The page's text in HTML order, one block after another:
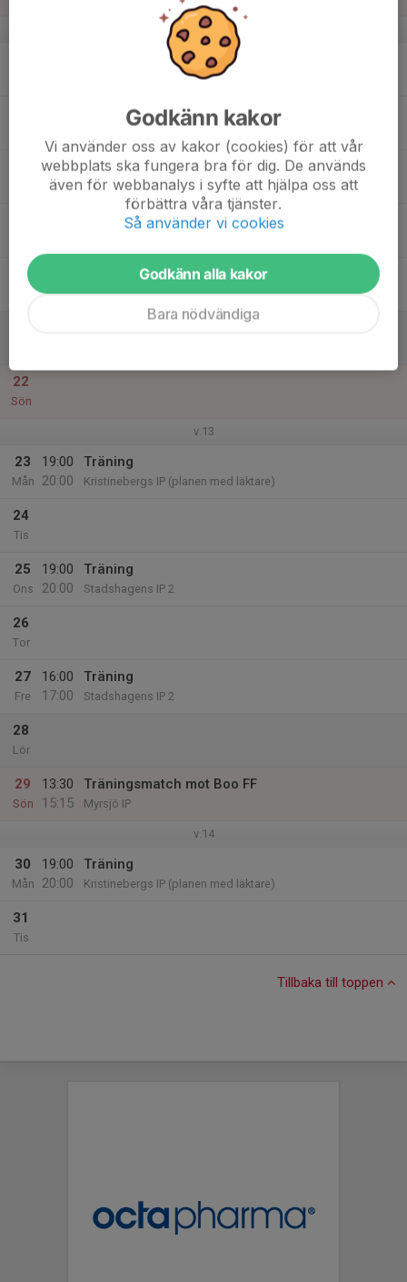
v.12
Kristinebergs IP (planen med läktare)
19:00
20:00
Träning
Stadshagens IP 2
20
17:00
Stadshagens IP 2
22
Sön
v.13
23
Mån
19:00
20:00
Träning
Kristinebergs IP (planen med läktare)
24
Tis
25
Ons
19:00
20:00
Träning
Stadshagens IP 2
26
Tor
27
Fre
16:00
17:00
Träning
Stadshagens IP 2
28
Lör
29
Sön
13:30
15:15
Träningsmatch mot Boo FF
Myrsjö IP
v.14
30
Mån
19:00
20:00
Träning
Kristinebergs IP (planen med läktare)
31
Tis
Tillbaka till toppen
Godkänn kakor
Vi använder oss av kakor (cookies) för att vår
webbplats ska fungera bra för dig. De används
även för webbanalys i syfte att hjälpa oss att
förbättra våra tjänster.
Så använder vi cookies
Godkänn alla kakor
Bara nödvändiga